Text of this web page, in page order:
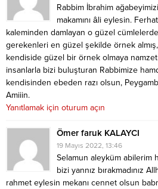
Rabbim İbrahim
makamını âli eylesin.
kaleminden damlayan o güzel
gerekenleri en güzel şekilde örnek
kendiside güzel bir örnek olmaya
insanlarla bizi buluşturan Rabbimize
kendisinden ebeden razı olsun,
Amiiin.
Yanıtlamak için oturum açın
Ömer faruk KALAYCI
19 Mayıs 2022, 13:46
Selamun aleyküm abilerim
bizi yannız bırakmadınız
rahmet eylesin mekanı cennet olsun